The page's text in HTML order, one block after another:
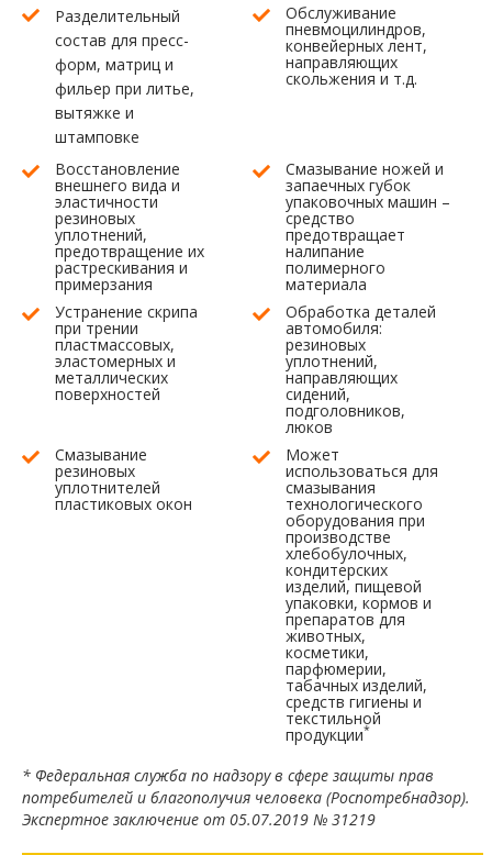
Разделительный
состав для пресс-
форм, матриц и
фильер при литье,
вытяжке и
штамповке
Обслуживание
пневмоцилиндров,
конвейерных лент,
направляющих
скольжения и т.д.
Восстановление
внешнего вида и
эластичности
резиновых
уплотнений,
предотвращение их
растрескивания и
примерзания
Смазывание ножей и
запаечных губок
упаковочных машин –
средство
предотвращает
налипание
полимерного
материала
Устранение скрипа
при трении
пластмассовых,
эластомерных и
металлических
поверхностей
Обработка деталей
автомобиля:
резиновых
уплотнений,
направляющих
сидений,
подголовников,
люков
Смазывание
резиновых
уплотнителей
пластиковых окон
Может
использоваться для
смазывания
технологического
оборудования при
производстве
хлебобулочных,
кондитерских
изделий, пищевой
упаковки, кормов и
препаратов для
животных,
косметики,
парфюмерии,
табачных изделий,
средств гигиены и
текстильной
продукции*
* Федеральная служба по надзору в сфере защиты прав
потребителей и благополучия человека (Роспотребнадзор).
Экспертное заключение от 05.07.2019 № 31219